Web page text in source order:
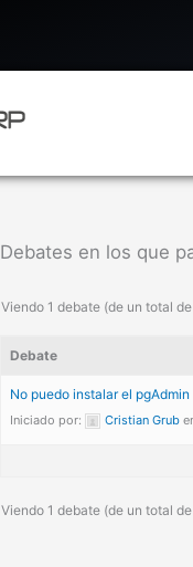
Debates en los que
Viendo 1 debate (de un total de
Debate
No puedo instalar el pgAdmin
Iniciado por: Cristian Grub
Viendo 1 debate (de un total de